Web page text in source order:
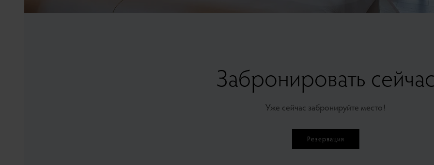
Забронировать
Уже сейчас забронируйте место!
Резервация